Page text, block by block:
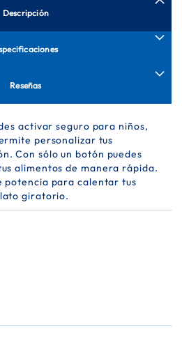
Descripción
activar seguro para niños,
personalizar tus
Con sólo un botón puedes
alimentos de manera rápida.
potencia para calentar tus
giratorio.
Reseñas